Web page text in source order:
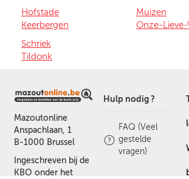
Hofstade
Keerbergen
Muizen
Onze-
Schriek
Tildonk
Mazoutonline
Anspachlaan, 1
B-1000 Brussel
Ingeschreven bij de
KBO onder het
Hulp nodig ?
FAQ (Veel
gestelde
vragen)